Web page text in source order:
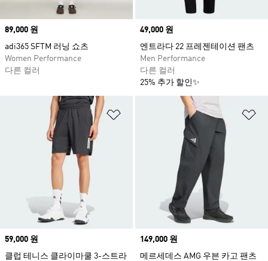
Price
89,000 원
adi365 SFTM 러닝 쇼츠
Women Performance
다른 컬러
Price
49,000 원
엔트라다 22 프레젠테이션 팬츠
Men Performance
다른 컬러
25% 추가 할인✨
위시리스트 담기
Price
59,000 원
클럽 테니스 클라이마쿨 3-스트라
Price
149,000 원
메르세데스 AMG 우븐 카고 팬츠